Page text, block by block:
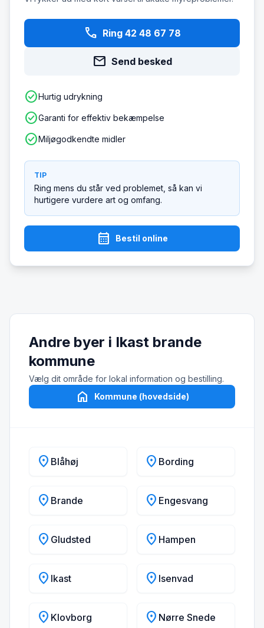
phone Ring 42 48 67 78
mail Send besked
check_circleHurtig udrykning
check_circleGaranti for effektiv bekæmpelse
check_circleMiljøgodkendte midler
TIP
Ring mens du står ved problemet, så kan vi
hurtigere vurdere art og omfang.
calendar_month Bestil online
Andre byer i Ikast brande
kommune
Vælg dit område for lokal information og bestilling.
home Kommune (hovedside)
location_on Blåhøj location_on Bording
location_on Brande location_on Engesvang
location_on Gludsted location_on Hampen
location_on Ikast location_on Isenvad
location_on Klovborg location_on Nørre Snede